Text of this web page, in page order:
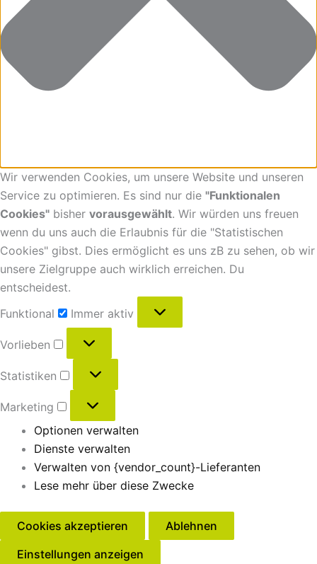
Wir verwenden Cookies, um unsere Website und unseren
Service zu optimieren. Es sind nur die "Funktionalen
Cookies" bisher vorausgewählt. Wir würden uns freuen
wenn du uns auch die Erlaubnis für die "Statistischen
Cookies" gibst. Dies ermöglicht es uns zB zu sehen, ob wir
unsere Zielgruppe auch wirklich erreichen. Du
entscheidest.
Funktional
Immer aktiv
Vorlieben
Statistiken
Marketing
Optionen verwalten
Dienste verwalten
Verwalten von {vendor_count}-Lieferanten
Lese mehr über diese Zwecke
Cookies akzeptieren
Ablehnen
Einstellungen anzeigen